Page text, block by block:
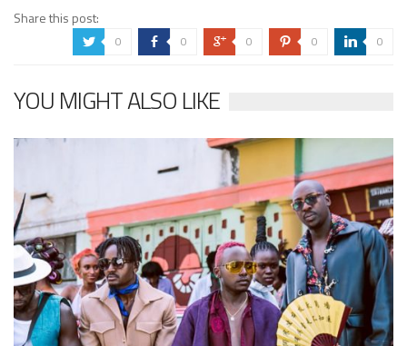
Share this post:
a 0 b 0 c 0 d 0 j 0
YOU MIGHT ALSO LIKE